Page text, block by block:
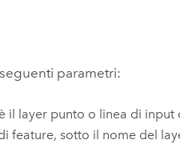
parametri:
il layer punto o linea di input
feature, sotto il nome del